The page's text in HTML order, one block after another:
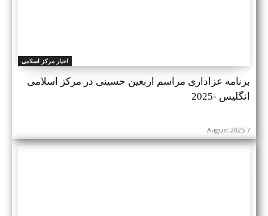
اخبار مرکز اسلامی
برنامه عزاداری مراسم اربعین حسینی در مرکز اسلامی
انگلیس -2025
7 August 2025